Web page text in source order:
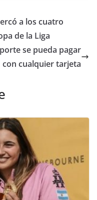
a los cuatro
de la Liga
se pueda pagar
con cualquier tarjeta